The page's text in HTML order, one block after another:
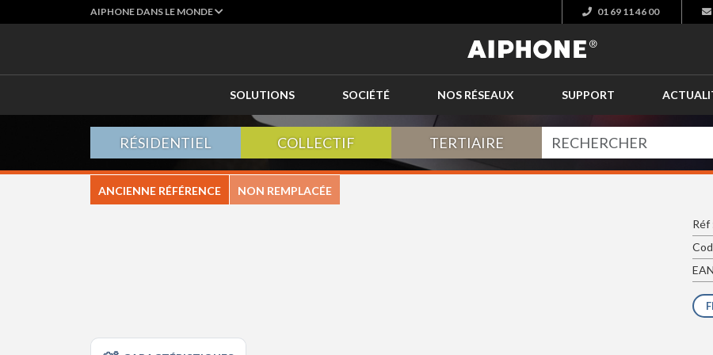
AIPHONE DANS LE MONDE 01 69 11 46 00
SOLUTIONS SOCIÉTÉ NOS RÉSEAUX SUPPORT
RÉSIDENTIEL COLLECTIF TERTIAIRE
ANCIENNE RÉFÉRENCE NON REMPLACÉE
Réf